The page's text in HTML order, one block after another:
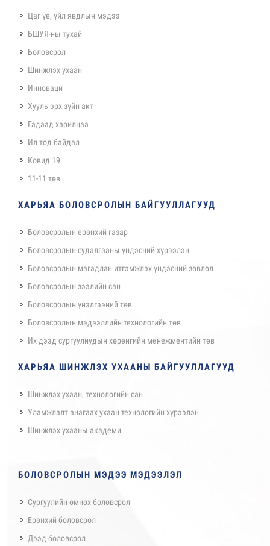
Цаг үе, үйл явдлын мэдээ
БШУЯ-ны тухай
Боловсрол
Шинжлэх ухаан
Инноваци
Хууль эрх зүйн акт
Гадаад харилцаа
Ил тод байдал
Ковид 19
11-11 төв
ХАРЬЯА БОЛОВСРОЛЫН БАЙГУУЛЛАГУУД
Боловсролын ерөнхий газар
Боловсролын судалгааны үндэсний хүрээлэн
Боловсролын магадлан итгэмжлэх үндэсний зөвлөл
Боловсролын зээлийн сан
Боловсролын үнэлгээний төв
Боловсролын мэдээллийн технологийн төв
Их дээд сургуулиудын хөрөнгийн менежментийн төв
ХАРЬЯА ШИНЖЛЭХ УХААНЫ БАЙГУУЛЛАГУУД
Шинжлэх ухаан, технологийн сан
Уламжлалт анагаах ухаан технологийн хүрээлэн
Шинжлэх ухааны академи
БОЛОВСРОЛЫН МЭДЭЭ МЭДЭЭЛЭЛ
Сургуулийн өмнөх боловсрол
Ерөнхий боловсрол
Дээд боловсрол